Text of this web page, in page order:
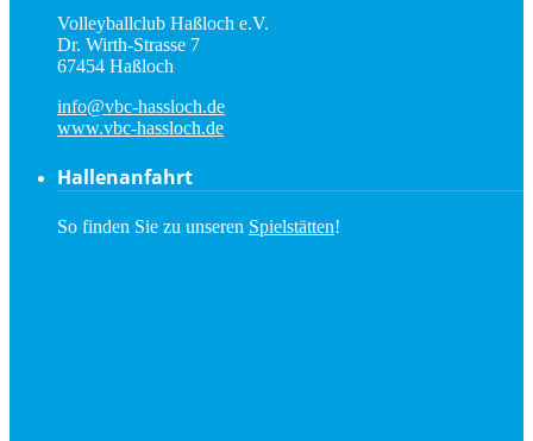
Volleyballclub Haßloch e.V.
Dr. Wirth-Strasse 7
67454 Haßloch
info@vbc-hassloch.de
www.vbc-hassloch.de
Hallenanfahrt
So finden Sie zu unseren Spielstätten!